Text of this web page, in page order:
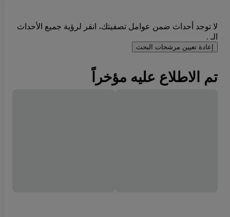
لا توجد أحداث ضمن عوامل تصفيتك، انقر لرؤية جميع الأحداث
الـ .
إعادة تعيين مرشحات البحث
تم الاطلاع عليه مؤخراً